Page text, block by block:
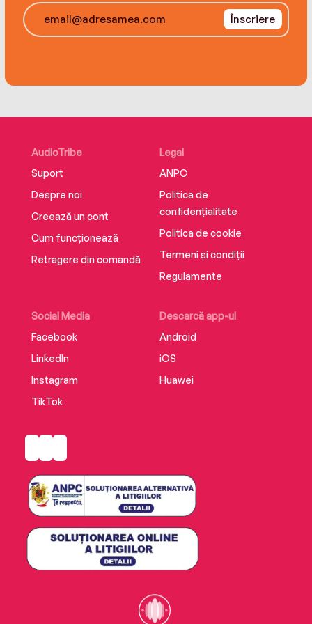
Înscriere
AudioTribe
Suport
Despre noi
Creează un cont
Cum funcționează
Retragere din comandă
Social Media
Facebook
LinkedIn
Instagram
TikTok
Descarcă app-ul
Android
iOS
Huawei
Legal
ANPC
Politica de
confidențialitate
Politica de cookie
Termeni și condiții
Regulamente